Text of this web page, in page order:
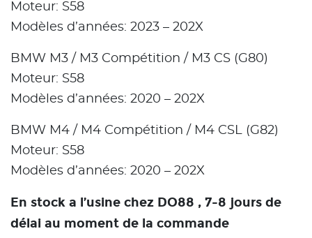
Moteur: S58
Modèles d’années: 2023 – 202X
BMW M3 / M3 Compétition / M3 CS (G80)
Moteur: S58
Modèles d’années: 2020 – 202X
BMW M4 / M4 Compétition / M4 CSL (G82)
Moteur: S58
Modèles d’années: 2020 – 202X
En stock a l’usine chez DO88 , 7-8 jours de
délai au moment de la commande